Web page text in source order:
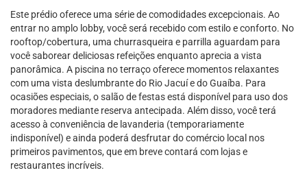
Este prédio oferece uma série de comodidades excepcionais. Ao
entrar no amplo lobby, você será recebido com estilo e conforto. No
rooftop/cobertura, uma churrasqueira e parrilla aguardam para
você saborear deliciosas refeições enquanto aprecia a vista
panorâmica. A piscina no terraço oferece momentos relaxantes
com uma vista deslumbrante do Rio Jacuí e do Guaíba. Para
ocasiões especiais, o salão de festas está disponível para uso dos
moradores mediante reserva antecipada. Além disso, você terá
acesso à conveniência de lavanderia (temporariamente
indisponível) e ainda poderá desfrutar do comércio local nos
primeiros pavimentos, que em breve contará com lojas e
restaurantes incríveis.